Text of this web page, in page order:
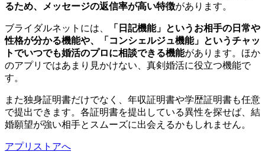
るため、メッセージの返信率が高い特徴があります。
ブライダルネットには、
「日記機能」というお相手の日常や
性格が分かる機能や、「コンシェルジュ機能」というチャッ
トでいつでも婚活のプロに相談できる機能があります。ほか
のアプリではあまり見かけない、真剣婚活に役立つ機能で
す。
また独身証明書だけでなく、年収証明書や学歴証明書も任意
で提出できます。各証明書を提出している異性を探せば、結
婚願望が強い相手とスムーズに出会えるかもしれません。
アプリストアへ